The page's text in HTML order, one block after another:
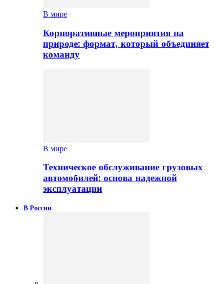
В мире
Корпоративные мероприятия на
природе: формат, который объединяет
команду
В мире
Техническое обслуживание грузовых
автомобилей: основа надежной
эксплуатации
В России